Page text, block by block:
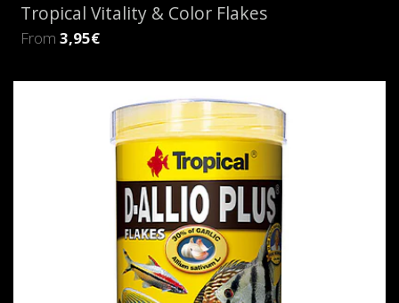
Tropical Vitality & Color Flakes
From 3,95€